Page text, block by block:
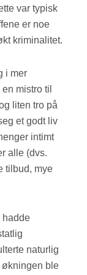
var typisk
er noe
kriminalitet.
i mer
mistro til
liten tro på
et godt liv
intimt
alle (dvs.
tilbud, mye
hadde
naturlig
økningen ble